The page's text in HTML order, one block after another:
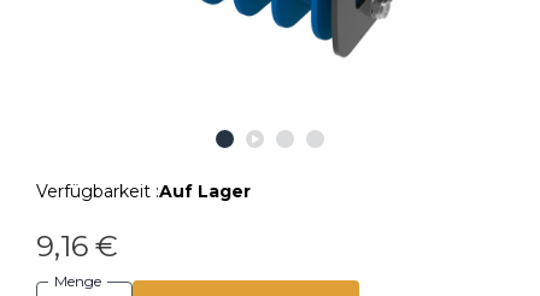
Verfügbarkeit :Auf Lager
9,16 €
Menge